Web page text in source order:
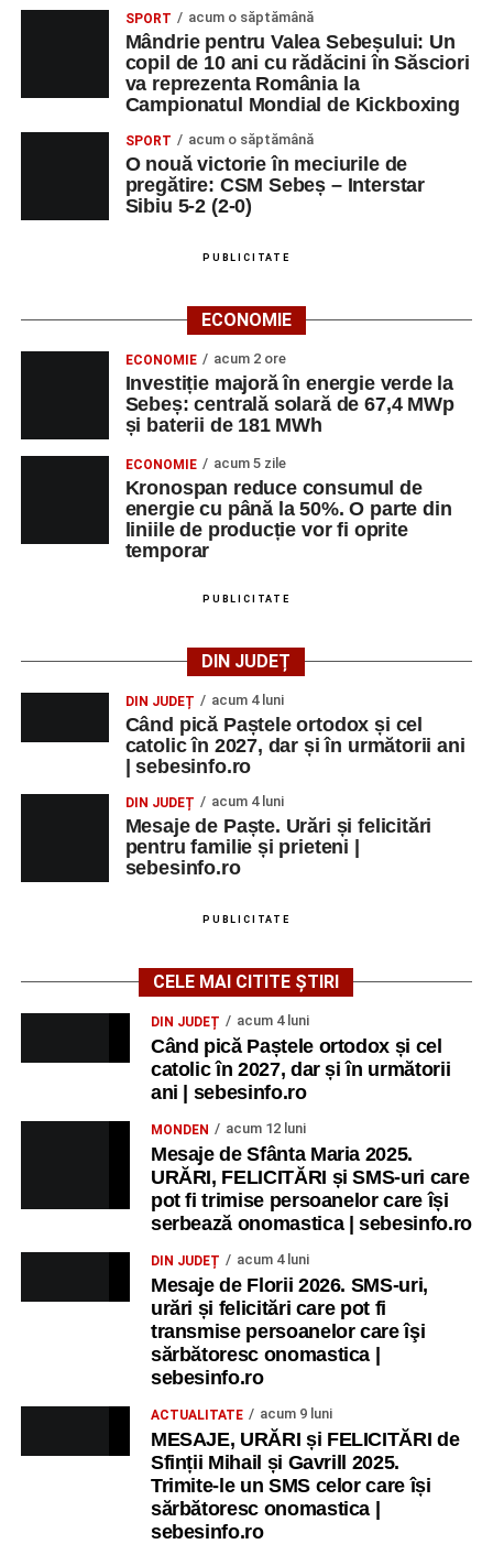
SPORT acum o săptămână
Mândrie pentru Valea Sebeșului: Un
copil de 10 ani cu rădăcini în Săsciori
va reprezenta România la
Campionatul Mondial de Kickboxing
SPORT acum o săptămână
O nouă victorie în meciurile de
pregătire: CSM Sebeș – Interstar
Sibiu 5-2 (2-0)
PUBLICITATE
ECONOMIE
ECONOMIE acum 2 ore
Investiție majoră în energie verde la
Sebeș: centrală solară de 67,4 MWp
și baterii de 181 MWh
ECONOMIE acum 5 zile
Kronospan reduce consumul de
energie cu până la 50%. O parte din
liniile de producție vor fi oprite
temporar
PUBLICITATE
DIN JUDEȚ
DIN JUDEȚ acum 4 luni
Când pică Paștele ortodox și cel
catolic în 2027, dar și în următorii ani
| sebesinfo.ro
DIN JUDEȚ acum 4 luni
Mesaje de Paște. Urări și felicitări
pentru familie și prieteni |
sebesinfo.ro
PUBLICITATE
CELE MAI CITITE ȘTIRI
DIN JUDEȚ acum 4 luni
Când pică Paștele ortodox și cel
catolic în 2027, dar și în următorii
ani | sebesinfo.ro
MONDEN acum 12 luni
Mesaje de Sfânta Maria 2025.
URĂRI, FELICITĂRI și SMS-uri care
pot fi trimise persoanelor care își
serbează onomastica | sebesinfo.ro
DIN JUDEȚ acum 4 luni
Mesaje de Florii 2026. SMS-uri,
urări și felicitări care pot fi
transmise persoanelor care îşi
sărbătoresc onomastica |
sebesinfo.ro
ACTUALITATE acum 9 luni
MESAJE, URĂRI și FELICITĂRI de
Sfinții Mihail și Gavrill 2025.
Trimite-le un SMS celor care își
sărbătoresc onomastica |
sebesinfo.ro